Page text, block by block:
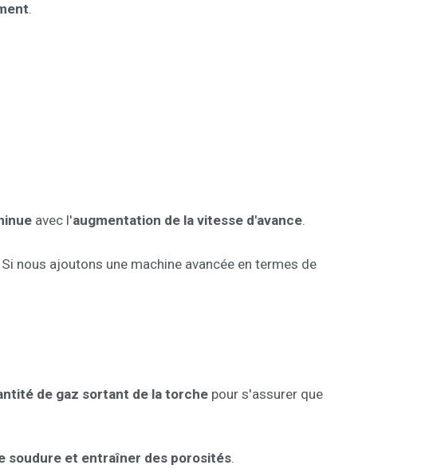
.
avec l'augmentation de la vitesse d'avance.
nous ajoutons une machine avancée en termes de
de gaz sortant de la torche pour s'assurer que
soudure et entraîner des porosités.